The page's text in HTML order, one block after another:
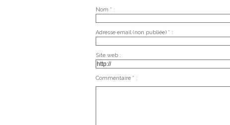
Nom * :
Adresse email (non publiée) * :
Site web :
Commentaire * :